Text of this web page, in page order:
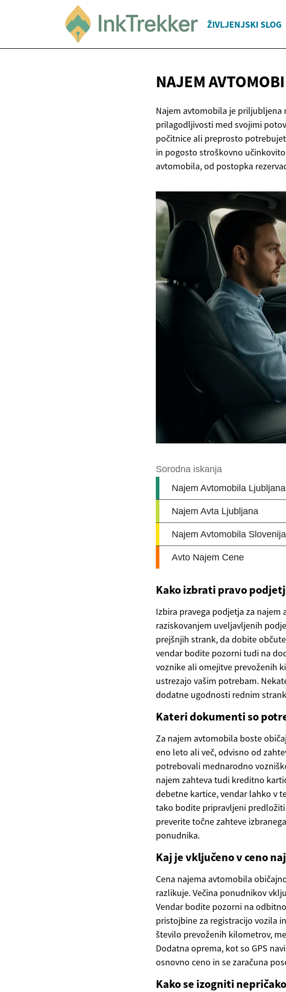
ŽIVLJENJSKI SLOG
NAJEM
Najem avtomobila je priljubljena
prilagodljivosti med svojimi
počitnice ali preprosto
in pogosto stroškovno
avtomobila, od postopka
Kako izbrati pravo
Izbira pravega podjetja za
raziskovanjem uveljavljenih
prejšnjih strank, da dobite
vendar bodite pozorni tudi na
voznike ali omejitve prevoženih
ustrezajo vašim potrebam.
dodatne ugodnosti rednim
Kateri dokumenti so
Za najem avtomobila boste
eno leto ali več, odvisno od
potrebovali mednarodno
najem zahteva tudi kreditno
debetne kartice, vendar lahko v
tako bodite pripravljeni
preverite točne zahteve
ponudnika.
Kaj je vključeno v ceno
Cena najema avtomobila
razlikuje. Večina ponudnikov
Vendar bodite pozorni na
pristojbine za registracijo vozila
število prevoženih kilometrov,
Dodatna oprema, kot so GPS
osnovno ceno in se zaračuna
Kako se izogniti